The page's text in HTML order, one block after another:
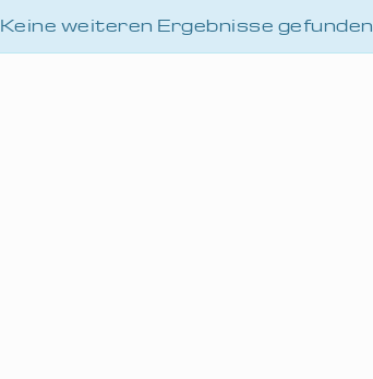
Keine weiteren Ergebnisse gefunden